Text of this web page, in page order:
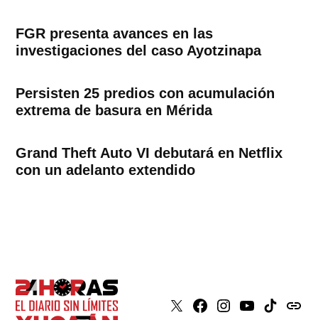
FGR presenta avances en las
investigaciones del caso Ayotzinapa
Persisten 25 predios con acumulación
extrema de basura en Mérida
Grand Theft Auto VI debutará en Netflix
con un adelanto extendido
X Faceboook
Instagram
YoutubeTiktokissuu